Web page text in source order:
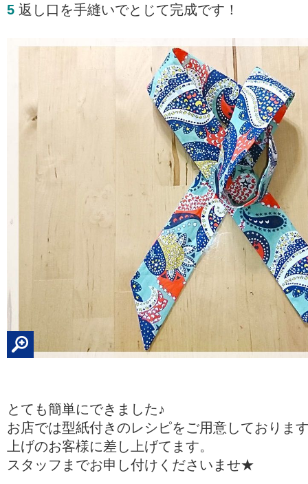
5 返し口を手縫いでとじて完成です！
とても簡単にできました♪
お店では型紙付きのレシピをご用意しておりま
上げのお客様に差し上げてます。
スタッフまでお申し付けくださいませ★